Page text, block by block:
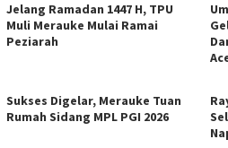
Jelang Ramadan 1447 H, TPU
Muli Merauke Mulai Ramai
Peziarah
Sukses Digelar, Merauke Tuan
Rumah Sidang MPL PGI 2026